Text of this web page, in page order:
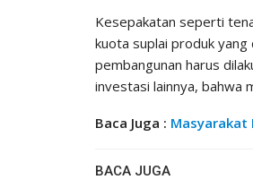
Kesepakatan seperti
kuota suplai produk
pembangunan harus
investasi lainnya, bahwa
Baca Juga : Masyarakat
BACA JUGA